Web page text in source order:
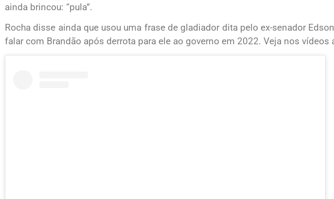
ainda brincou: “pula”.
Rocha disse ainda que usou uma frase de gladiador dita pelo ex-senador
falar com Brandão após derrota para ele ao governo em 2022. Veja nos vídeos